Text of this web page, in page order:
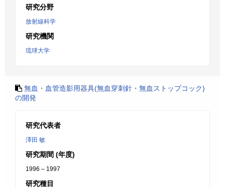
研究分野
放射線科学
研究機関
琉球大学
無血・血管造影用器具(無血穿刺針・無血ストップコック)
の開発
研究代表者
澤田 敏
研究期間 (年度)
1996 – 1997
研究種目